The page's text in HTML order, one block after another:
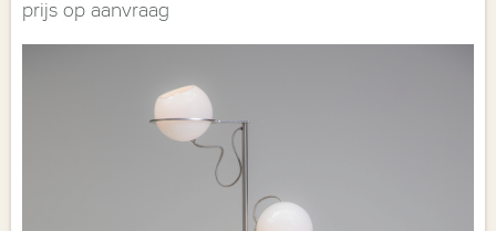
prijs op aanvraag